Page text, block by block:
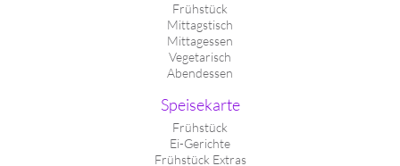
Frühstück
Mittagstisch
Mittagessen
Vegetarisch
Abendessen
Speisekarte
Frühstück
Ei-Gerichte
Frühstück Extras